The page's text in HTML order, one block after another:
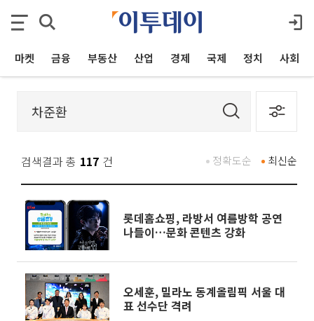
마켓 금융 부동산 산업 경제 국제 정치 사회
검색결과 총 117 건 최신순
정확도순
롯데홈쇼핑, 라방서 여름방학 공연
나들이…문화 콘텐츠 강화
오세훈, 밀라노 동계올림픽 서울 대
표 선수단 격려